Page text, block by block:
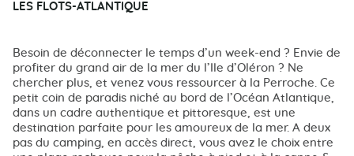
LES FLOTS-ATLANTIQUE
Besoin de déconnecter le temps d’un week-end ? Envie de
profiter du grand air de la mer du l’Ile d’Oléron ? Ne
chercher plus, et venez vous ressourcer à la Perroche. Ce
petit coin de paradis niché au bord de l’Océan Atlantique,
dans un cadre authentique et pittoresque, est une
destination parfaite pour les amoureux de la mer. A deux
pas du camping, en accès direct, vous avez le choix entre